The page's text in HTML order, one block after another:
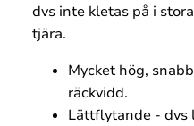
dvs inte kletas på i
tjära.
Mycket hög,
räckvidd.
Lättflytande - dvs